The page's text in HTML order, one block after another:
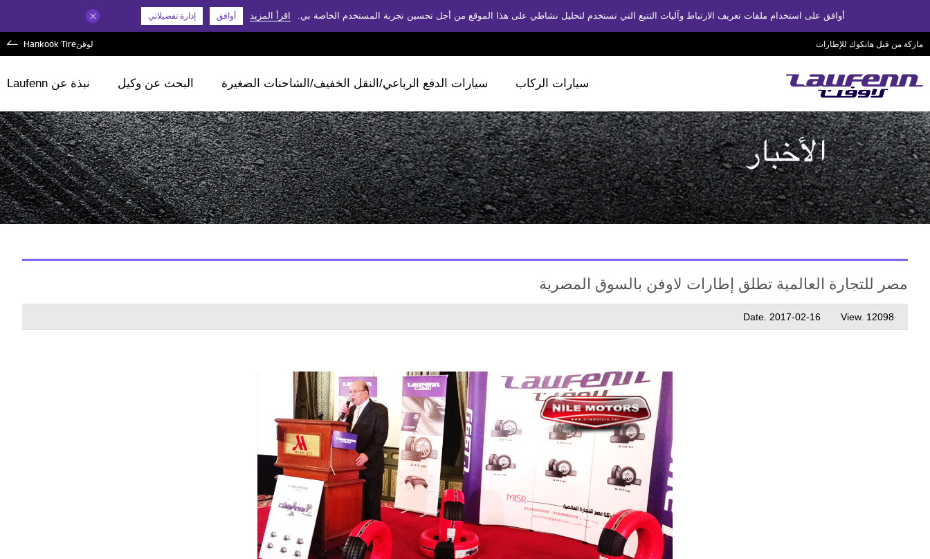
أوافق على استخدام ملفات تعريف الارتباط وآليات التتبع التي تستخدم لتحليل نشاطي على هذا الموقع من أجل تحسين تجربة المستخدم الخاصة بي. اقرأ المزيد أوافق إدارة تفضيلاتي
ماركة من قبل هانكوك للإطارات لوفنHankook Tire
سيارات الركاب سيارات الدفع الرباعي/النقل الخفيف/الشاحنات الصغيرة البحث عن وكيل نبذة عن Laufenn
مصر للتجارة العالمية تطلق إطارات لاوفن بالسوق المصرية
Date. 2017-02-16 View. 12098